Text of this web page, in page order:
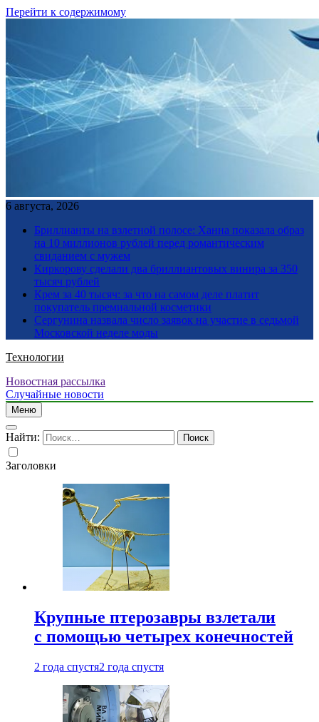
Перейти к содержимому
6 августа, 2026
Бриллианты на взлетной полосе: Ханна показала образ
на 10 миллионов рублей перед романтическим
свиданием с мужем
Киркорову сделали два бриллиантовых винира за 350
тысяч рублей
Крем за 40 тысяч: за что на самом деле платит
покупатель премиальной косметики
Сергунина назвала число заявок на участие в седьмой
Московской неделе моды
Технологии
Новостная рассылка
Случайные новости
Меню
Найти:
Заголовки
Крупные птерозавры взлетали
с помощью четырех конечностей
2 года спустя2 года спустя